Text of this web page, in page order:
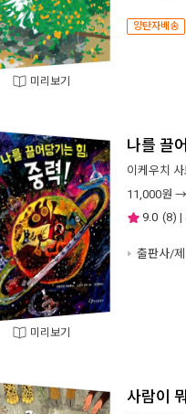
미리보기
양탄자배송
미리보기
나를 끌
이케우치
11,000원 →
9.0 (8) |
출판사/
사람이